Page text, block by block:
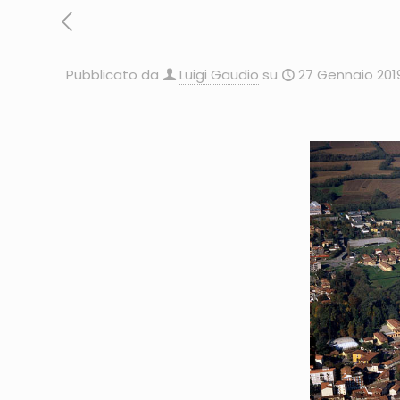
Pubblicato da Luigi Gaudio su 27 Gennaio